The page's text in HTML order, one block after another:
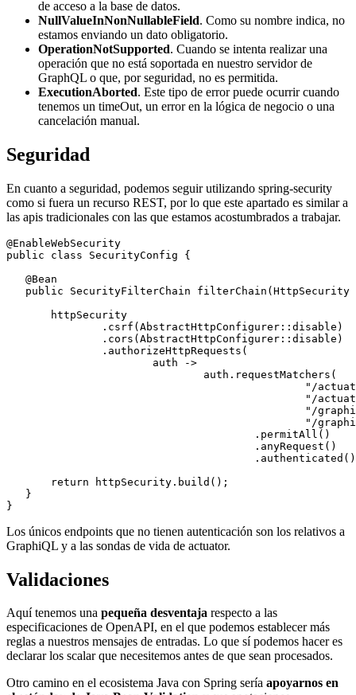
de acceso a la base de datos.
NullValueInNonNullableField. Como su nombre indica, no
estamos enviando un dato obligatorio.
OperationNotSupported. Cuando se intenta realizar una
operación que no está soportada en nuestro servidor de
GraphQL o que, por seguridad, no es permitida.
ExecutionAborted. Este tipo de error puede ocurrir cuando
tenemos un timeOut, un error en la lógica de negocio o una
cancelación manual.
Seguridad
En cuanto a seguridad, podemos seguir utilizando spring-security
como si fuera un recurso REST, por lo que este apartado es similar a
las apis tradicionales con las que estamos acostumbrados a trabajar.
@EnableWebSecurity
public class SecurityConfig {
   @Bean
public SecurityFilterChain
       httpSecurity
               .csrf(AbstractHttpConfigurer::disable)
               .cors(AbstractHttpConfigurer::disable)
               .authorizeHttpRequests(
                       auth ->
                               auth.requestMatchers(
"/
"/
"/
"/
                                       .permitAll()
                                       .anyRequest()
       return httpSecurity.build();
   }
Los únicos endpoints que no tienen autenticación son los relativos a
GraphiQL y a las sondas de vida de actuator.
Validaciones
Aquí tenemos una pequeña desventaja respecto a las
especificaciones de OpenAPI, en el que podemos establecer más
reglas a nuestros mensajes de entradas. Lo que sí podemos hacer es
declarar los scalar que necesitemos antes de que sean procesados.
Otro camino en el ecosistema Java con Spring sería apoyarnos en